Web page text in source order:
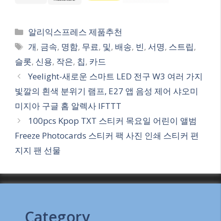
Categories
알리익스프레스 제품추천
Tags
개, 금속, 명함, 무료, 및, 배송, 빈, 서명, 스트립,
슬롯, 신용, 작은, 칩, 카드
Yeelight-새로운 스마트 LED 전구 W3 여러 가지
빛깔의 흰색 분위기 램프, E27 앱 음성 제어 샤오미
미지아 구글 홈 알렉사 IFTTT
100pcs Kpop TXT 스티커 목요일 어린이 앨범
Freeze Photocards 스티커 팩 사진 인쇄 스티커 편
지지 팬 선물
Category